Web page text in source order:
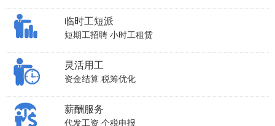
临时工短派
短期工招聘 小时工租赁
灵活用工
资金结算 税筹优化
薪酬服务
代发工资 个税申报